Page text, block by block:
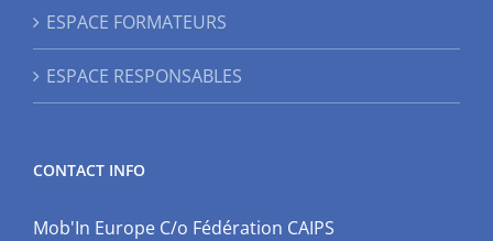
ESPACE FORMATEURS
ESPACE RESPONSABLES
CONTACT INFO
Mob'In Europe C/o Fédération CAIPS